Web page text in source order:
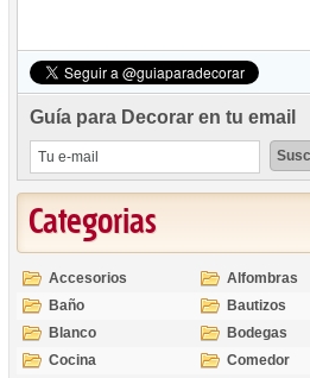
Guía para Decorar en tu email
Categorias
Accesorios
Alfombras
Baño
Bautizos
Blanco
Bodegas
Cocina
Comedor